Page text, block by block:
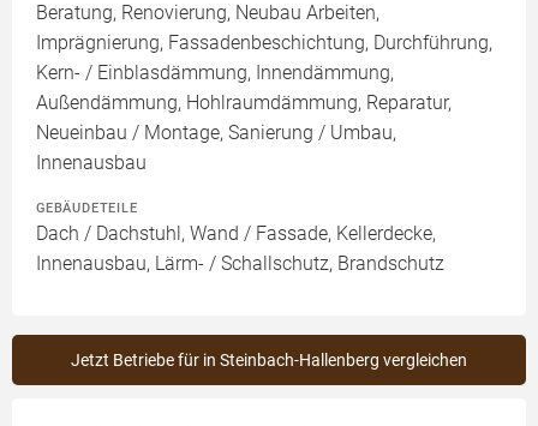
Beratung, Renovierung, Neubau Arbeiten,
Imprägnierung, Fassadenbeschichtung, Durchführung,
Kern- / Einblasdämmung, Innendämmung,
Außendämmung, Hohlraumdämmung, Reparatur,
Neueinbau / Montage, Sanierung / Umbau,
Innenausbau
GEBÄUDETEILE
Dach / Dachstuhl, Wand / Fassade, Kellerdecke,
Innenausbau, Lärm- / Schallschutz, Brandschutz
Jetzt Betriebe für in Steinbach-Hallenberg vergleichen